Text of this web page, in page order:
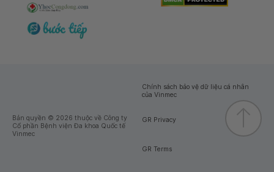
Bản quyền © 2026 thuộc về Công ty
Cổ phần Bệnh viện Đa khoa Quốc tế
Vinmec
Chính sách bảo vệ dữ liệu cá nhân
của Vinmec
GR Privacy
GR Terms